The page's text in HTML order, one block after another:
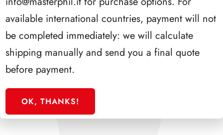
available international countries, payment will not
be completed immediately: we will calculate
shipping manually and send you a final quote
before payment.
OK, THANKS!